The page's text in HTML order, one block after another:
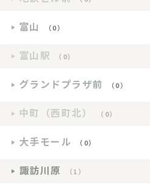
富山 （0）
富山駅 （0）
グランドプラザ前 （0）
中町（西町北） （0）
大手モール （0）
諏訪川原 （1）